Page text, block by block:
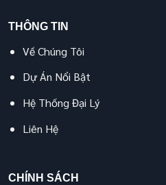
THÔNG TIN
Về Chúng Tôi
Dự Án Nổi Bật
Hệ Thống Đại Lý
Liên Hệ
CHÍNH SÁCH